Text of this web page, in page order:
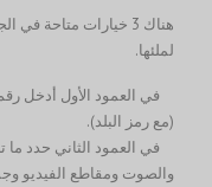
هناك 3 خيارات متاحة
لملئها.
في العمود الأول أدخل
(مع رمز البلد).
والصوت ومقاطع الفيديو